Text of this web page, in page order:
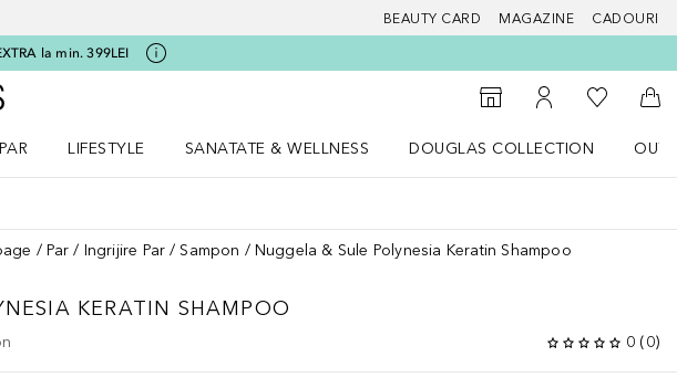
BEAUTY CARD MAGAZINE CADOURI
la min. 399LEI
Către pagina principală Douglas
Către Găsire magazin
Către Contul meu
Către
PAR
LIFESTYLE
SANATATE & WELLNESS
DOUGLAS COLLECTION
Par Ingrijire Par Sampon Nuggela & Sule Polynesia Keratin Shampoo
KERATIN SHAMPOO
0 (0)